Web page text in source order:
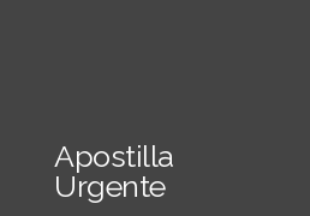
Apostilla
Urgente